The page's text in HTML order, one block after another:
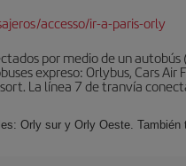
accesso/ir-a-paris-orly
por medio de un
expreso: Orlybus, Cars
La línea 7 de tranvía
Orly sur y Orly Oeste. También